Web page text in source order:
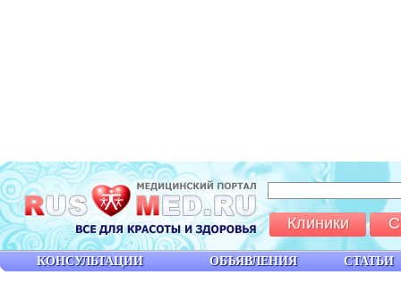
КОНСУЛЬТАЦИИ ОБЪЯВЛЕНИЯ СТАТЬИ
Клиники